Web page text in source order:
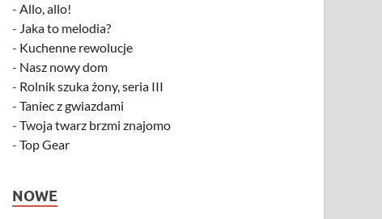
-Allo, allo!
- Jaka to melodia?
- Kuchenne rewolucje
- Nasz nowy dom
- Rolnik szuka żony, seria III
-Taniec z gwiazdami
-Twoja twarz brzmi znajomo
-Top Gear
NOWE